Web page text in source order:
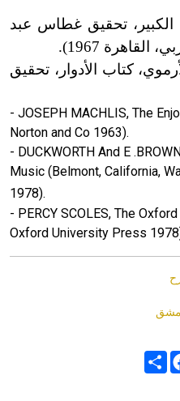
الكبير، تحقيق غطاس عبد
القاهرة 1967 )
.
كتاب الأدوار، تحقيق
- JOSEPH MACHLIS, The
Norton and Co 1963).
- DUCKWORTH And E
Music (Belmont, California,
1978).
- PERCY SCOLES, The
Oxford University Press
Share